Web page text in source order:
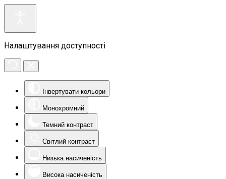
Налаштування доступності
Інвертувати кольори
Монохромний
Темний контраст
Світлий контраст
Низька насиченість
Висока насиченість